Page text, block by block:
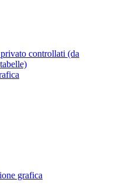
controllati (da
grafica